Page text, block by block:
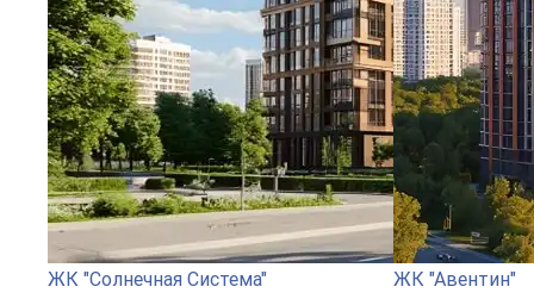
ЖК "Солнечная Система"
ЖК "Авентин"